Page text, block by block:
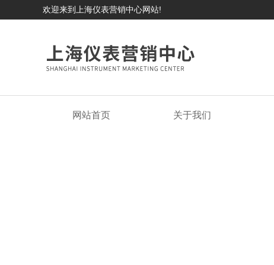
欢迎来到上海仪表营销中心网站!
网站首页 关于我们